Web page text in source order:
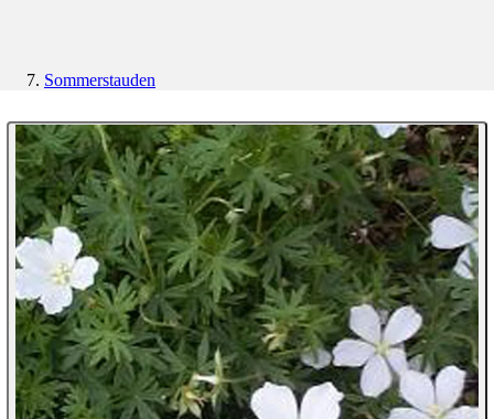
Sommerstauden